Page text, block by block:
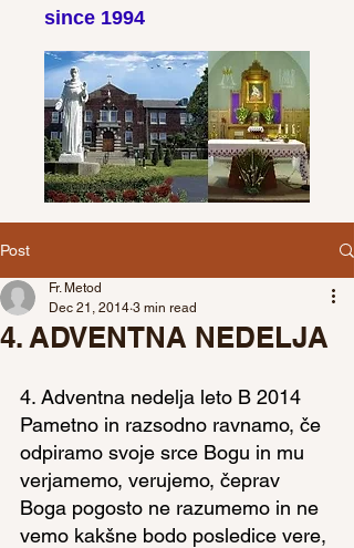
since 1994
Post
4. ADVENTNA NEDELJA
Fr. Metod
Dec 21, 2014 3 min read
4. Adventna nedelja leto B 2014
Pametno in razsodno ravnamo, če
odpiramo svoje srce Bogu in mu
verjamemo, verujemo, čeprav
Boga pogosto ne razumemo in ne
vemo kakšne bodo posledice vere,